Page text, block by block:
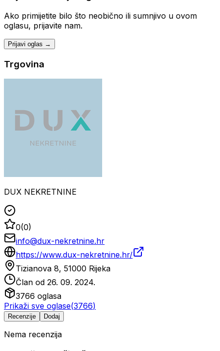
Ako primijetite bilo što neobično ili sumnjivo u ovom
oglasu, prijavite nam.
Prijavi oglas →
Trgovina
DUX NEKRETNINE
0(0)
info@dux-nekretnine.hr
https://www.dux-nekretnine.hr/
Tizianova 8, 51000 Rijeka
Član od 26. 09. 2024.
3766 oglasa
Prikaži sve oglase(3766)
Recenzije Dodaj
Nema recenzija